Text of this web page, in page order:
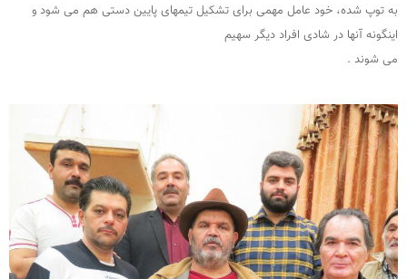
به توپ شده، خود عامل مهمی برای تشکیل تیمهای پایین دستی هم می شود و
اینگونه آنها در شادی افراد دیگر سهیم
می شوند .